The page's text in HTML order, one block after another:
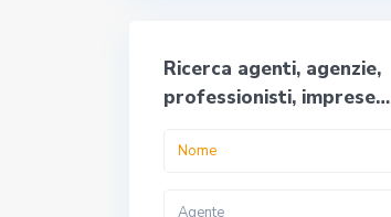
Ricerca agenti, agenzie,
professionisti, imprese…
Agente